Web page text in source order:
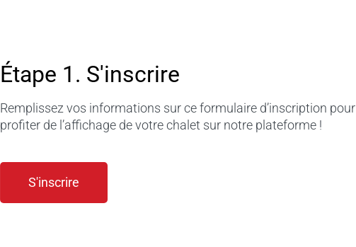
Étape 1. S'inscrire
Remplissez vos informations sur ce formulaire d’inscription pour
profiter de l’affichage de votre chalet sur notre plateforme !
S'inscrire